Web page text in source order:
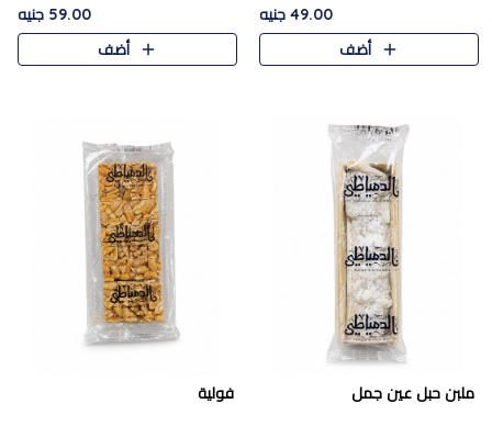
بـكمية وفيرة من الفستق الفاخر
لتمنحك نكهة مكسرات غنية
وقرمشة مميزة في كل قطعة و
49.00 جنيه
أضف
الفاخر لتمنحك نكهة غنية وقرمشة
مميزة في كل قطعة، لتجربة تجمع
بين الفخامة والمذاق..
59.00 جنيه
أضف
ملبن حبل عين جمل فولية